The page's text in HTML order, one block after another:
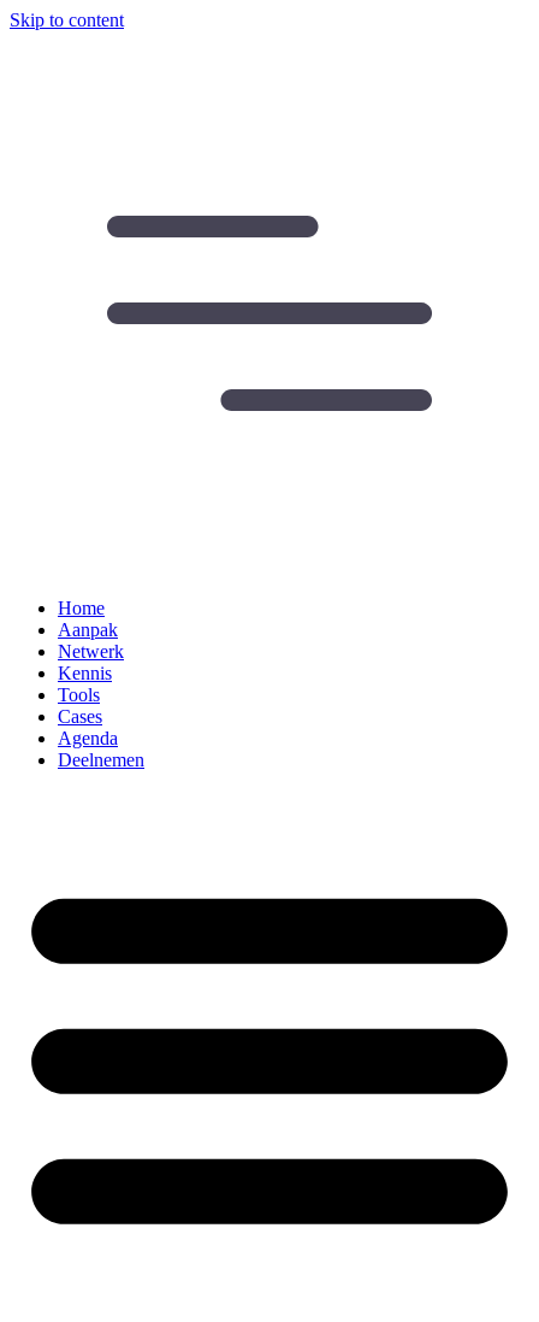
Skip to content
Home
Aanpak
Netwerk
Kennis
Tools
Cases
Agenda
Deelnemen